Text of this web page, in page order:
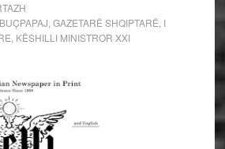
GAZETARË SHQIPTARË I
KËSHILLI MINISTROR XXI